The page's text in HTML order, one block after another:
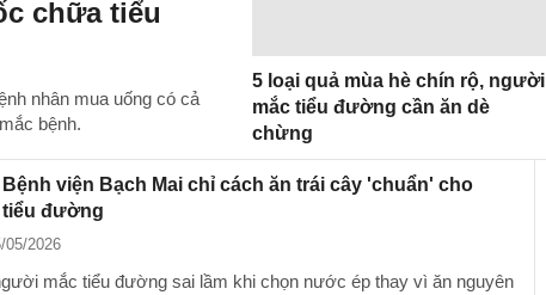
chữa tiểu
nhân mua uống có cả
bệnh.
5 loại quả mùa hè chín rộ, người
mắc tiểu đường cần ăn dè
chừng
Bệnh viện Bạch Mai chỉ cách ăn trái cây 'chuẩn' cho
đường
05/2026
mắc tiểu đường sai lầm khi chọn nước ép thay vì ăn nguyên